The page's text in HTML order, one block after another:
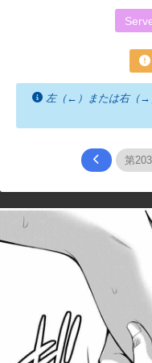
左（←）または右（→